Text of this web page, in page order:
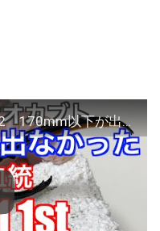
【アートオブヘラクレス】22 170mm以下が出なかった血統 AOH 01 1st 180mmUPも羽化！